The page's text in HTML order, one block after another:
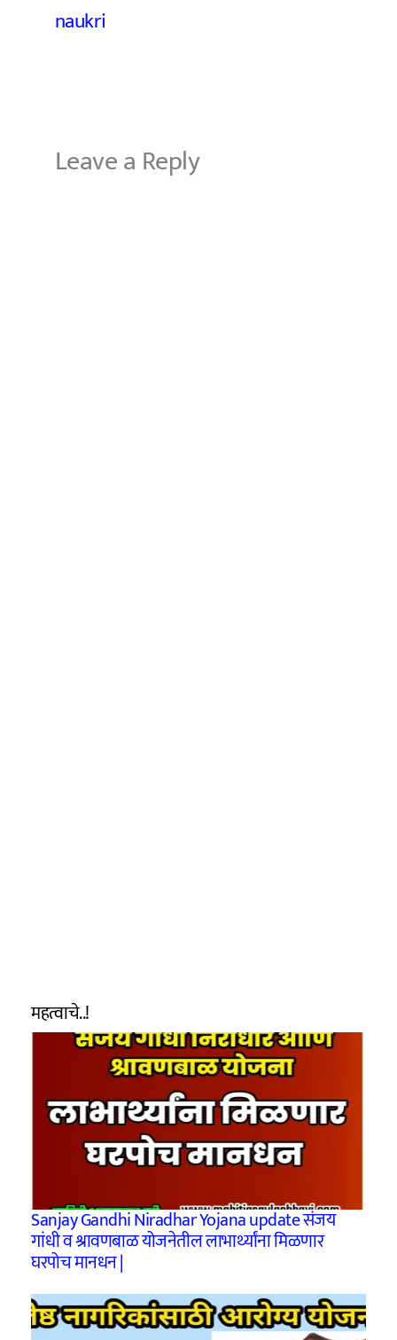
naukri
Leave a Reply
महत्वाचे..!
Sanjay Gandhi Niradhar Yojana update संजय
गांधी व श्रावणबाळ योजनेतील लाभार्थ्यांना मिळणार
घरपोच मानधन |